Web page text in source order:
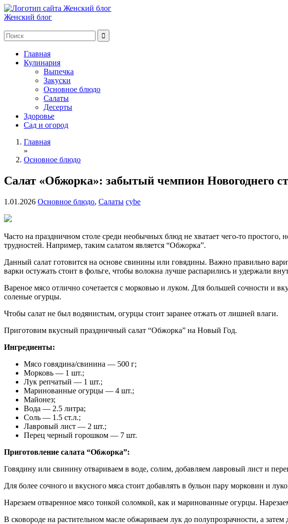
Женский блог
Главная
Кулинария
Выпечка
Закуски
Основное блюдо
Салаты
Десерты
Здоровье
Сад и огород
Главная
»
Основное блюдо
Салат «Обжорка»: забытый чемпион Новогоднего
1.01.2026 Основное блюдо, Салаты cybe
Часто на праздничном столе среди необычных блюд не хватает чего-то
трудностей. Например, таким салатом является “Обжорка”.
Данный салат готовится на основе свинины или говядины. Важно правильно
варки остужать стоит в фольге, чтобы волокна лучше распарились и удержали
Вареное мясо отлично сочетается с морковью и луком. Для большей сочности и
соленые огурцы.
Чтобы салат не был водянистым, огурцы стоит заранее отжать от лишней влаги.
Приготовим вкусный праздничный салат “Обжорка” на Новый Год.
Ингредиенты:
Мясо говядина/свинина — 500 г;
Морковь — 1 шт.;
Лук репчатый — 1 шт.;
Маринованные огурцы — 4 шт.;
Майонез;
Вода — 2.5 литра;
Соль — 1.5 ст.л.;
Лавровый лист — 2 шт.;
Перец черный горошком — 7 шт.
Приготовление салата “Обжорка”:
Говядину или свинину отвариваем в воде, солим, добавляем лавровый лист и
Для более сочного и вкусного мяса стоит добавлять в бульон пару морковин и
Нарезаем отваренное мясо тонкой соломкой, как и маринованные огурцы.
В сковороде на растительном масле обжариваем лук до полупрозрачности, а